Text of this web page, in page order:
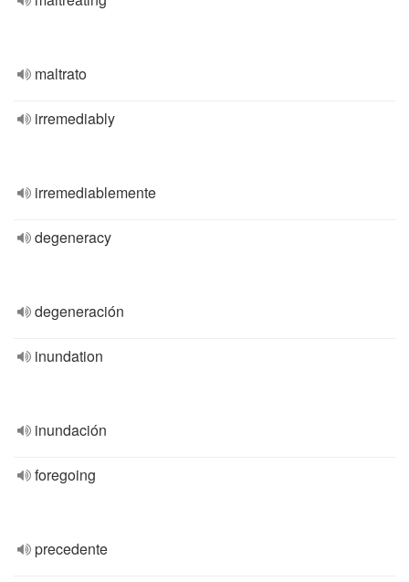
maltrato
irremediably
irremediablemente
degeneracy
degeneración
inundation
inundación
foregoing
precedente